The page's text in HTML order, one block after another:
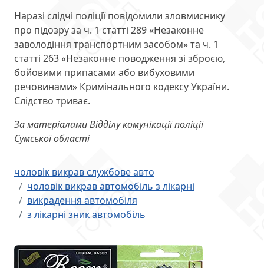
Наразі слідчі поліції повідомили зловмиснику
про підозру за ч. 1 статті 289 «Незаконне
заволодіння транспортним засобом» та ч. 1
статті 263 «Незаконне поводження зі зброєю,
бойовими припасами або вибуховими
речовинами» Кримінального кодексу України.
Слідство триває.
За матеріалами Відділу комунікації поліції
Сумської області
чоловік викрав службове авто
чоловік викрав автомобіль з лікарні
викрадення автомобіля
з лікарні зник автомобіль